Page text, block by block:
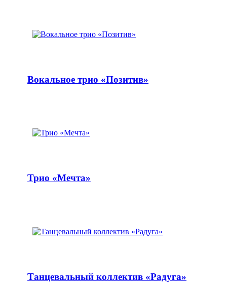
Вокальное трио «Позитив»
Трио «Мечта»
Танцевальный коллектив «Радуга»